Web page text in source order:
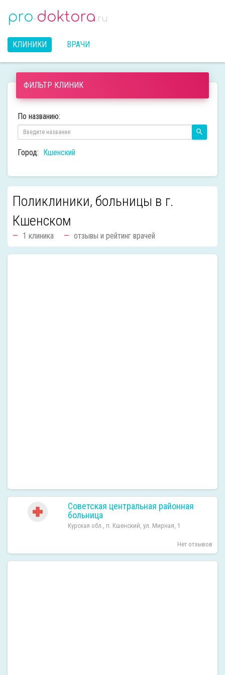
pro-doktora.ru
КЛИНИКИ ВРАЧИ
ФИЛЬТР КЛИНИК
По названию:
Город: Кшенский
Поликлиники, больницы в г.
Кшенском
1 клиника отзывы и рейтинг врачей
Советская центральная районная
больница
Курская обл., п. Кшенский, ул. Мирная, 1
Нет отзывов